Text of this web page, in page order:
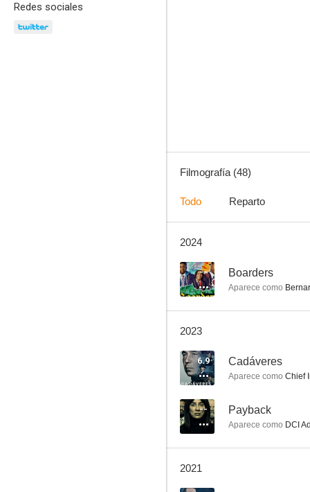
Redes sociales
Gunpowder
9.0
Filmografía (48)
Todo Reparto
2024
-- Boarders
Aparece como
2023
6.9 Cadáveres
Aparece como Chief
-- Payback
Aparece como DCI
2021